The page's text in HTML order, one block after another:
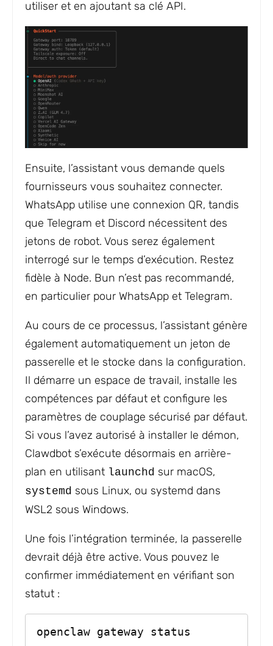
utiliser et en ajoutant sa clé API.
Ensuite, l’assistant vous demande quels
fournisseurs vous souhaitez connecter.
WhatsApp utilise une connexion QR, tandis
que Telegram et Discord nécessitent des
jetons de robot. Vous serez également
interrogé sur le temps d’exécution. Restez
fidèle à Node. Bun n’est pas recommandé,
en particulier pour WhatsApp et Telegram.
Au cours de ce processus, l’assistant génère
également automatiquement un jeton de
passerelle et le stocke dans la configuration.
Il démarre un espace de travail, installe les
compétences par défaut et configure les
paramètres de couplage sécurisé par défaut.
Si vous l’avez autorisé à installer le démon,
Clawdbot s’exécute désormais en arrière-
plan en utilisant launchd sur macOS,
systemd sous Linux, ou systemd dans
WSL2 sous Windows.
Une fois l’intégration terminée, la passerelle
devrait déjà être active. Vous pouvez le
confirmer immédiatement en vérifiant son
statut :
openclaw gateway status